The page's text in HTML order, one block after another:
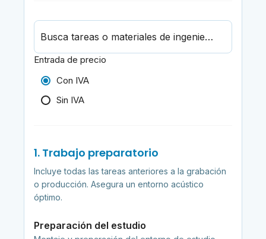
Busca tareas o materiales de ingeniería de audio
Entrada de precio
Con IVA
Sin IVA
1. Trabajo preparatorio
Incluye todas las tareas anteriores a la grabación
o producción. Asegura un entorno acústico
óptimo.
Preparación del estudio